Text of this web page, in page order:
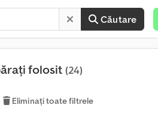
Căutare
folosit (24)
Eliminați toate filtrele